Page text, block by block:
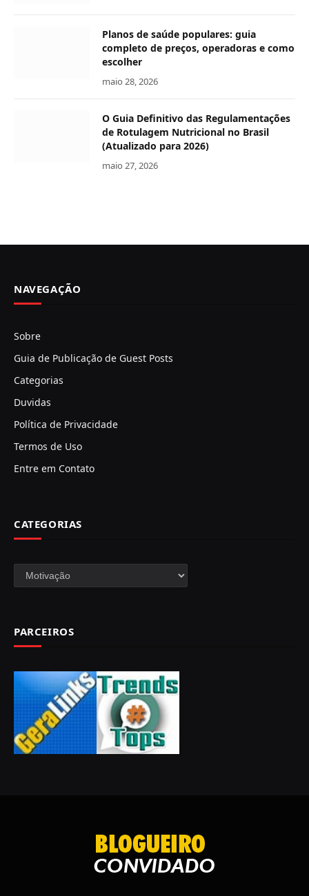
Planos de saúde populares: guia
completo de preços, operadoras e como
escolher
maio 28, 2026
O Guia Definitivo das Regulamentações
de Rotulagem Nutricional no Brasil
(Atualizado para 2026)
maio 27, 2026
NAVEGAÇÃO
Sobre
Guia de Publicação de Guest Posts
Categorias
Duvidas
Política de Privacidade
Termos de Uso
Entre em Contato
CATEGORIAS
Categorias
PARCEIROS